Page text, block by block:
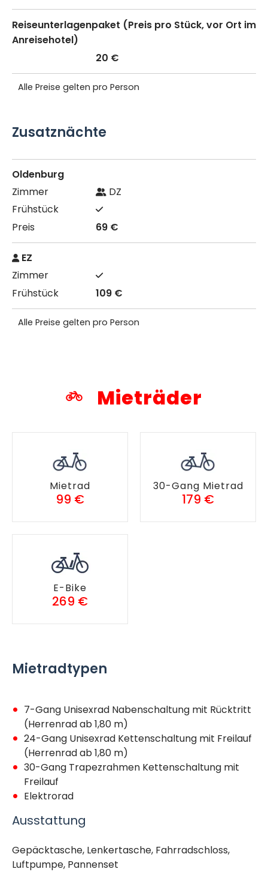
Reiseunterlagenpaket (Preis pro Stück, vor Ort im
Anreisehotel)
20 €
Alle Preise gelten pro Person
Zusatznächte
Oldenburg
DZ
69 €
EZ
109 €
Alle Preise gelten pro Person
Mieträder
Mietrad
99 €
30-Gang Mietrad
179 €
E-Bike
269 €
Mietradtypen
7-Gang Unisexrad Nabenschaltung mit Rücktritt
(Herrenrad ab 1,80 m)
24-Gang Unisexrad Kettenschaltung mit Freilauf
(Herrenrad ab 1,80 m)
30-Gang Trapezrahmen Kettenschaltung mit
Freilauf
Elektrorad
Ausstattung
Gepäcktasche, Lenkertasche, Fahrradschloss,
Luftpumpe, Pannenset